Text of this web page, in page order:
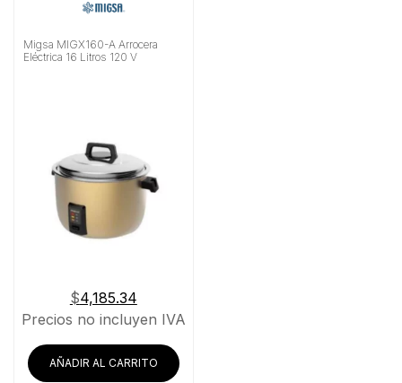
Migsa MIGX160-A Arrocera
Eléctrica 16 Litros 120 V
$4,185.34
Precios no incluyen IVA
AÑADIR AL CARRITO